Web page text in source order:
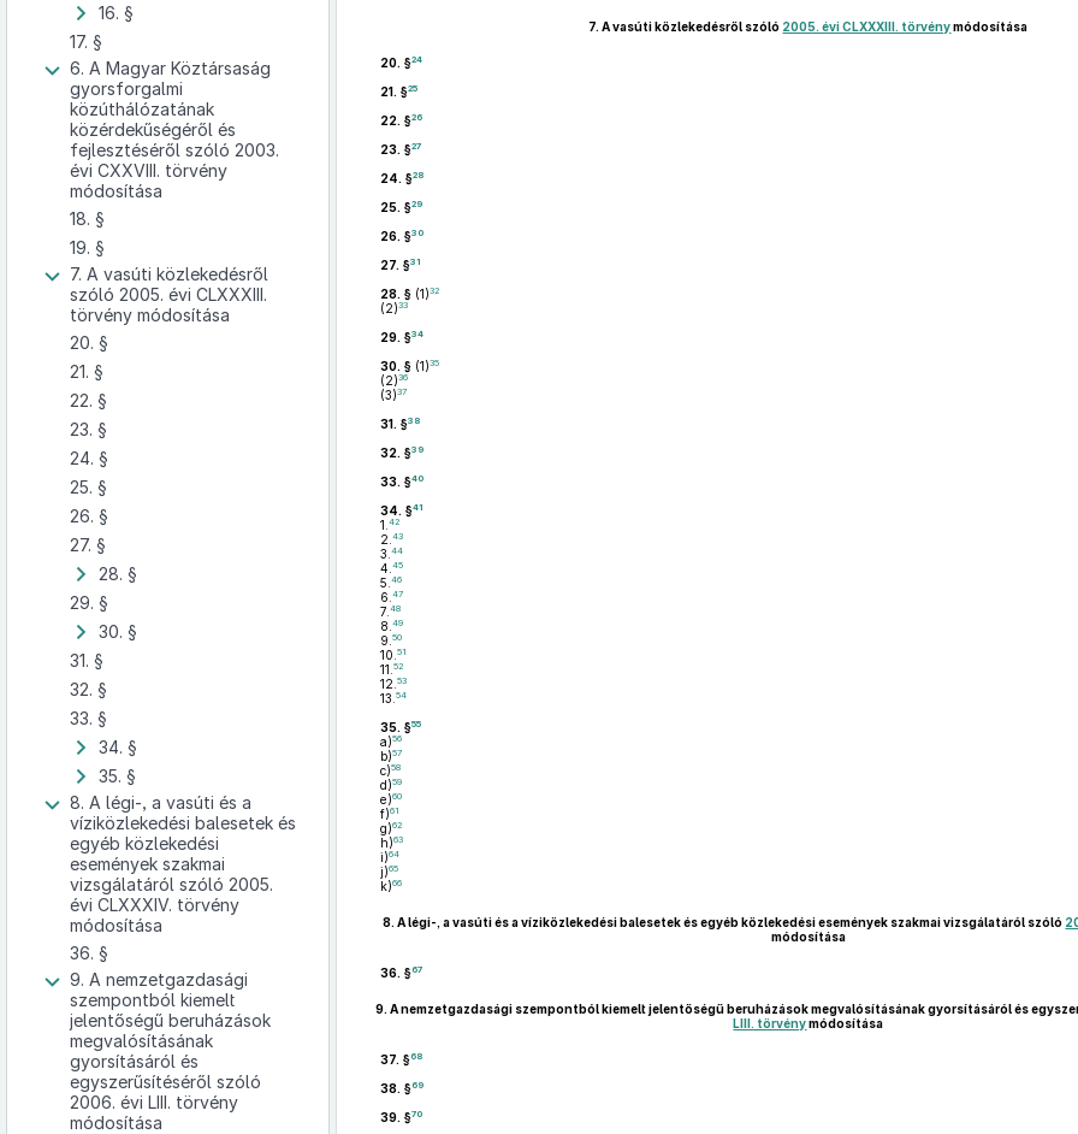
16. §
17. §
6. A Magyar Köztársaság
gyorsforgalmi
közúthálózatának
közérdekűségéről és
fejlesztéséről szóló 2003.
évi CXXVIII. törvény
módosítása
18. §
19. §
7. A vasúti közlekedésről
szóló 2005. évi CLXXXIII.
törvény módosítása
20. §
21. §
22. §
23. §
24. §
25. §
26. §
27. §
28. §
29. §
30. §
31. §
32. §
33. §
34. §
35. §
8. A légi-, a vasúti és a
víziközlekedési balesetek és
egyéb közlekedési
események szakmai
vizsgálatáról szóló 2005.
évi CLXXXIV. törvény
módosítása
36. §
9. A nemzetgazdasági
szempontból kiemelt
jelentőségű beruházások
megvalósításának
gyorsításáról és
egyszerűsítéséről szóló
2006. évi LIII. törvény
módosítása
7. A vasúti közlekedésről szóló 2005. évi CLXXXIII. törvénymódosítása
20. §24
21. §25
22. §26
23. §27
24. §28
25. §29
26. §30
27. §31
28. §(1)32
(2)33
29. §34
30. §(1)35
(2)36
(3)37
31. §38
32. §39
33. §40
34. §41
1. 42
2. 43
3. 44
4. 45
5. 46
6. 47
7. 48
8. 49
9. 50
10. 51
11. 52
12. 53
13. 54
35. §55
a)56
b)57
c)58
d)59
e)60
f)61
g)62
h)63
i)64
j)65
k)66
8. A légi-, a vasúti és a víziközlekedési balesetek és egyéb közlekedési események szakmai vizsgálatáról szóló
módosítása
36. §67
9. A nemzetgazdasági szempontból kiemelt jelentőségű beruházások megvalósításának gyorsításáról és
LIII. törvénymódosítása
37. §68
38. §69
39. §70